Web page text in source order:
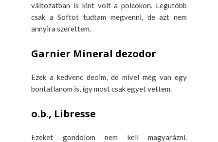
változatban is kint volt a polcokon. Legutóbb
csak a Softot tudtam megvenni, de azt nem
annyira szerettem.
Garnier Mineral dezodor
Ezek a kedvenc deoim, de mivel még van egy
bontatlanom is, így most csak egyet vettem.
o.b., Libresse
Ezeket gondolom nem kell magyarázni.